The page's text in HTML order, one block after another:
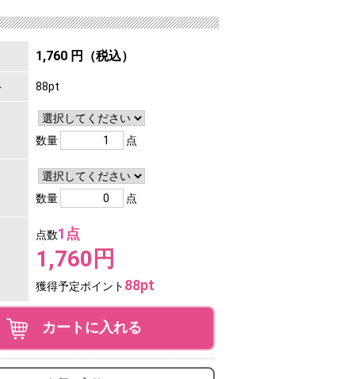
1,760 円（税込）
88pt
数量 点
数量
点
点数1点
1,760円
獲得予定ポイント 88pt
カートに入れる